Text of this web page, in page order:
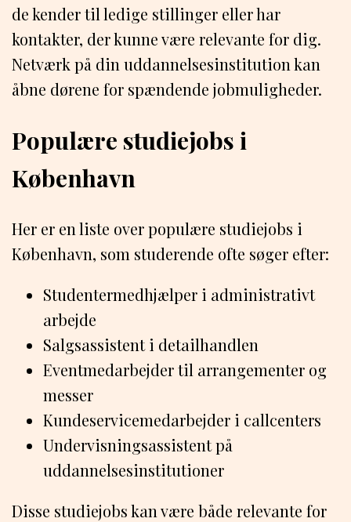
de kender til ledige stillinger eller har
kontakter, der kunne være relevante for dig.
Netværk på din uddannelsesinstitution kan
åbne dørene for spændende jobmuligheder.
Populære studiejobs i
København
Her er en liste over populære studiejobs i
København, som studerende ofte søger efter:
Studentermedhjælper i administrativt
arbejde
Salgsassistent i detailhandlen
Eventmedarbejder til arrangementer og
messer
Kundeservicemedarbejder i callcenters
Undervisningsassistent på
uddannelsesinstitutioner
Disse studiejobs kan være både relevante for